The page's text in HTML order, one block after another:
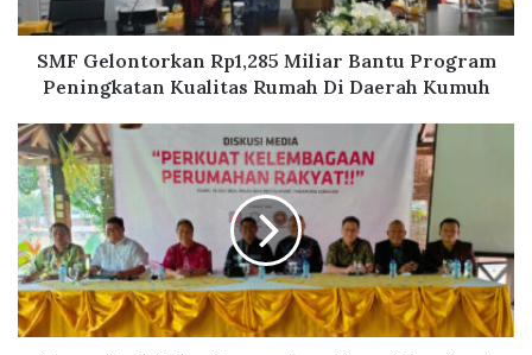
n
t
a
n
R
p
1
,
2
8
5
SMF Gelontorkan Rp1,285 Miliar Bantu Program
Peningkatan Kualitas Rumah Di Daerah Kumuh
P
e
r
a
n
B
a
n
k